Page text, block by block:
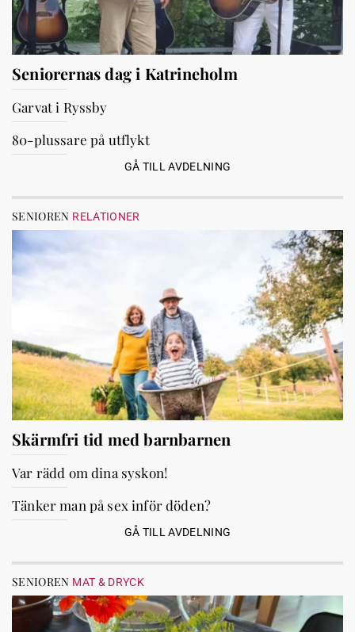
Seniorernas dag i Katrineholm
Garvat i Ryssby
80-plussare på utflykt
GÅ TILL AVDELNING
SENIOREN RELATIONER
Skärmfri tid med barnbarnen
Var rädd om dina syskon!
Tänker man på sex inför döden?
GÅ TILL AVDELNING
SENIOREN MAT & DRYCK